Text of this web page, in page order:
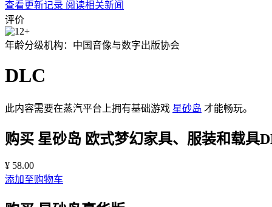
查看更新记录 阅读相关新闻
评价
年龄分级机构：中国音像与数字出版协会
DLC
此内容需要在蒸汽平台上拥有基础游戏 星砂岛 才能畅玩。
购买 星砂岛 欧式梦幻家具、服装和载具
¥ 58.00
添加至购物车